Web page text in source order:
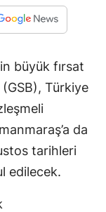
büyük fırsat
(GSB), Türkiye
da
tarihleri
edilecek.